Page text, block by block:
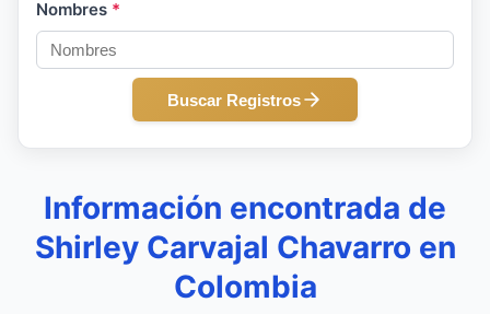
Nombres *
Buscar Registros
Información encontrada de
Shirley Carvajal Chavarro en
Colombia